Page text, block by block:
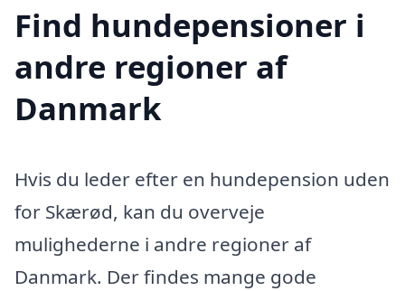
Find hundepensioner i
andre regioner af
Danmark
Hvis du leder efter en hundepension uden
for Skærød, kan du overveje
mulighederne i andre regioner af
Danmark. Der findes mange gode